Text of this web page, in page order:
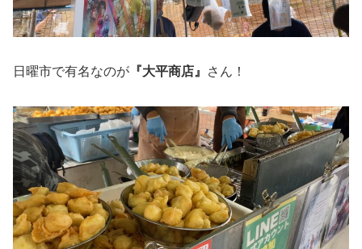
日曜市で有名なのが 『大平商店』 さん！